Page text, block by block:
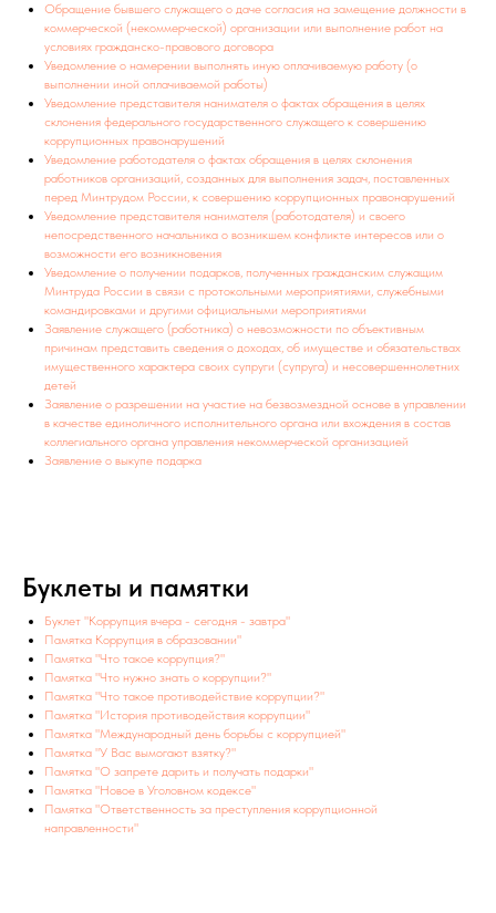
Обращение бывшего служащего о даче согласия на замещение должности в
коммерческой (некоммерческой) организации или выполнение работ на
условиях гражданско-правового договора
Уведомление о намерении выполнять иную оплачиваемую работу (о
выполнении иной оплачиваемой работы)
Уведомление представителя нанимателя о фактах обращения в целях
склонения федерального государственного служащего к совершению
коррупционных правонарушений
Уведомление работодателя о фактах обращения в целях склонения
работников организаций, созданных для выполнения задач, поставленных
перед Минтрудом России, к совершению коррупционных правонарушений
Уведомление представителя нанимателя (работодателя) и своего
непосредственного начальника о возникшем конфликте интересов или о
возможности его возникновения
Уведомление о получении подарков, полученных гражданским служащим
Минтруда России в связи с протокольными мероприятиями, служебными
командировками и другими официальными мероприятиями
Заявление служащего (работника) о невозможности по объективным
причинам представить сведения о доходах, об имуществе и обязательствах
имущественного характера своих супруги (супруга) и несовершеннолетних
детей
Заявление о разрешении на участие на безвозмездной основе в управлении
в качестве единоличного исполнительного органа или вхождения в состав
коллегиального органа управления некоммерческой организацией
Заявление о выкупе подарка
Буклеты и памятки
Буклет "Коррупция вчера - сегодня - завтра"
Памятка Коррупция в образовании"
Памятка "Что такое коррупция?"
Памятка "Что нужно знать о коррупции?"
Памятка "Что такое противодействие коррупции?"
Памятка "История противодействия коррупции"
Памятка "Международный день борьбы с коррупцией"
Памятка "У Вас вымогают взятку?"
Памятка "О запрете дарить и получать подарки"
Памятка "Новое в Уголовном кодексе"
Памятка "Ответственность за преступления коррупционной
направленности"